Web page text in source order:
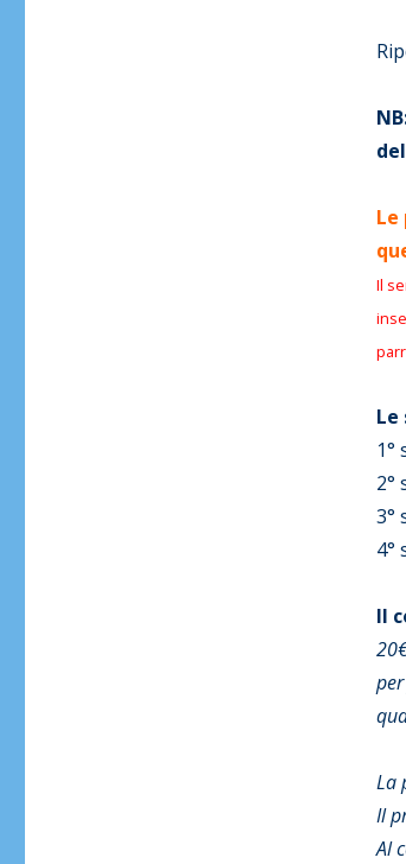
Le
Il
1°
2°
3°
4°
Il
La
Il
Al